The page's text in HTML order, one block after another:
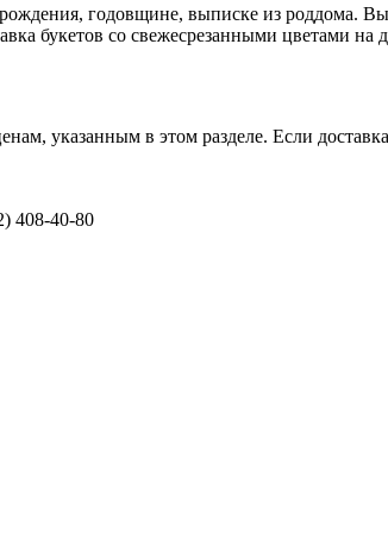
годовщине, выписке из роддома.
букетов со свежесрезанными цветами
указанным в этом разделе. Если
408-40-80